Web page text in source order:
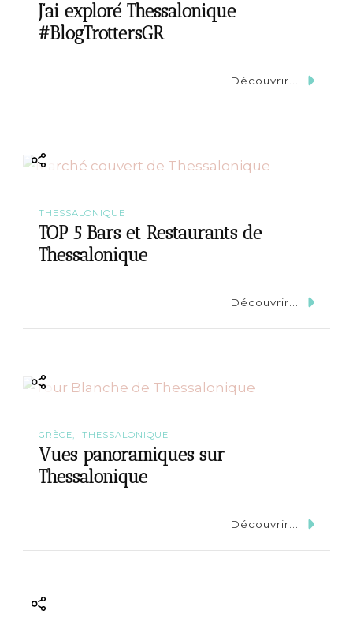
n
J’ai exploré Thessalonique
#BlogTrottersGR
Découvrir...
THESSALONIQUE
TOP 5 Bars et Restaurants de
Thessalonique
Découvrir...
GRÈCE THESSALONIQUE
Vues panoramiques sur
Thessalonique
Découvrir...